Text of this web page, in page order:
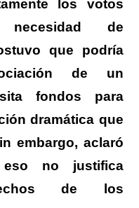
los votos
de
que podría
de un
fondos para
dramática que
embargo, aclaró
eso no justifica
de los